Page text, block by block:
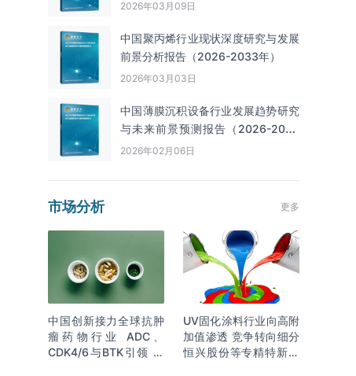
2026年03月09日
中国聚丙烯行业现状深度研究与发展
前景分析报告（2026-2033年）
2026年03月03日
中国薄膜沉积设备行业发展趋势研究
与未来前景预测报告（2026-2033
年）
2026年02月06日
市场分析 更多
中国创新接力全球抗肿
瘤药物行业 ADC、
CDK4/6与BTK引领 医
UV固化涂料行业向高附
加值渗透 竞争转向细分
恒兴股份等专精特新小